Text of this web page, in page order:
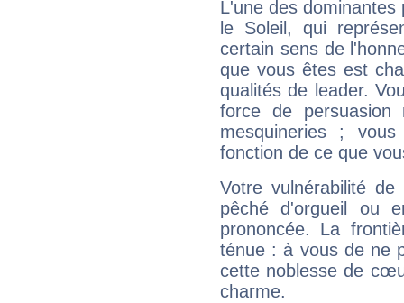
L'une des
le Soleil, qui
certain sens de
que vous êtes est
qualités de leader.
force de
mesquineries ;
fonction de ce que
Votre vulnérabilité
pêché d'orgueil ou
prononcée. La
ténue : à vous de ne
cette noblesse de
charme.